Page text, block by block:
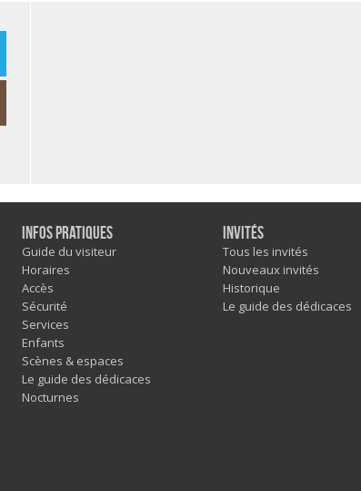
Infos pratiques
Guide du visiteur
Horaires
Accès
Sécurité
Services
Enfants
Scènes & espaces
Le guide des dédicaces
Nocturnes
Invités
Tous les invités
Nouveaux invités
Historique
Le guide des dédicaces